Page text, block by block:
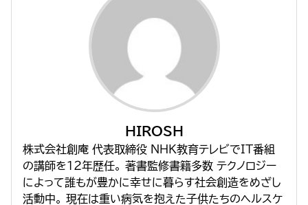
HIROSH
株式会社創庵 代表取締役 NHK教育テレビでIT番組
の講師を１２年歴任。 著書監修書籍多数 テクノロジー
によって誰もが豊かに幸せに暮らす社会創造をめざし
活動中。 現在は重い病気を抱えた子供たちのヘルスケ